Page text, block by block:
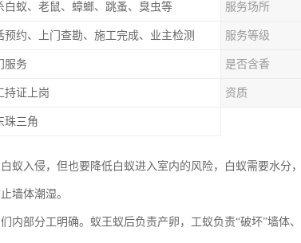
白蚁、老鼠、蟑螂、跳蚤、臭虫等 服务场所
预约、上门查勘、施工完成、业主检测 服务等级
服务 是否含香
持证上岗 资质
珠三角
蚁入侵，但也要降低白蚁进入室内的风险，白蚁需要水分
墙体潮湿。
内部分工明确。蚁王蚁后负责产卵，工蚁负责“破坏”墙体